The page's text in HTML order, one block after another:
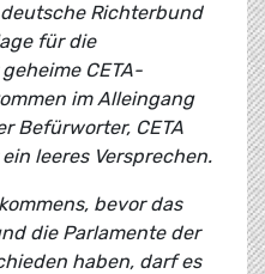
Richterbund
für die
CETA-
im Alleingang
Befürworter, CETA
leeres Versprechen.
bevor das
die Parlamente der
haben, darf es